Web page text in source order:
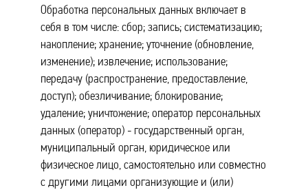
Обработка персональных данных включает в
себя в том числе: сбор; запись; систематизацию;
накопление; хранение; уточнение (обновление,
изменение); извлечение; использование;
передачу (распространение, предоставление,
доступ); обезличивание; блокирование;
удаление; уничтожение; оператор персональных
данных (оператор) - государственный орган,
муниципальный орган, юридическое или
физическое лицо, самостоятельно или совместно
с другими лицами организующие и (или)